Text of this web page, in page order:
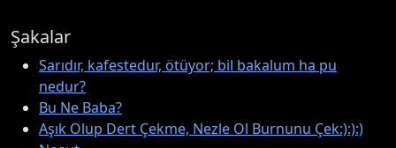
Şakalar
Sarıdır, kafestedur, ötüyor; bil bakalum ha pu
nedur?
Bu Ne Baba?
Aşık Olup Dert Çekme, Nezle Ol Burnunu Çek:):):)